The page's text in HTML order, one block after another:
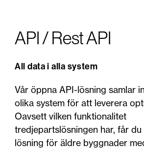
API / Rest API
All data i alla system
Vår öppna API-lösning samlar
olika system för att leverera
Oavsett vilken funktionalitet
tredjepartslösningen har, får du
lösning för äldre byggnader